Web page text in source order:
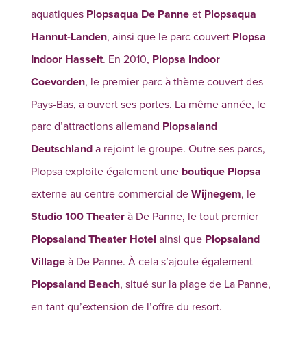
aquatiques Plopsaqua De Panneet Plopsaqua
Hannut-Landen, ainsi que le parc couvert Plopsa
Indoor Hasselt. En 2010, Plopsa Indoor
Coevorden, le premier parc à thème couvert des
Pays-Bas, a ouvert ses portes. La même année, le
parc d’attractions allemand Plopsaland
Deutschlanda rejoint le groupe. Outre ses parcs,
Plopsa exploite également une boutique Plopsa
externe au centre commercial deWijnegem, le
Studio 100 Theaterà De Panne, le tout premier
Plopsaland Theater Hotel ainsi que Plopsaland
Villageà De Panne. À cela s’ajoute également
Plopsaland Beach, situé sur la plage de La Panne,
en tant qu’extension de l’offre du resort.